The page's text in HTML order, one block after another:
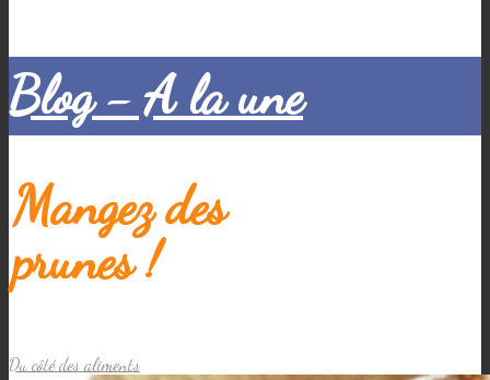
Blog - A la une
Mangez des
prunes !
Du côté des aliments